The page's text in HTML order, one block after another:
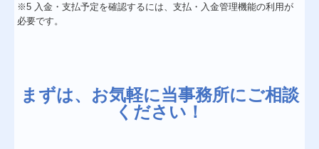
※5 入金・支払予定を確認するには、支払・入金管理機能の利用が
必要です。
まずは、お気軽に当事務所にご相談
ください！